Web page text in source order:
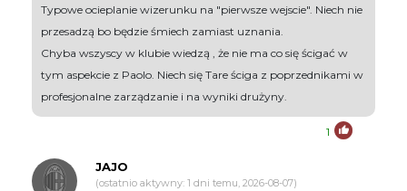
Typowe ocieplanie wizerunku na "pierwsze wejscie". Niech nie
przesadzą bo będzie śmiech zamiast uznania.
Chyba wszyscy w klubie wiedzą , że nie ma co się ścigać w
tym aspekcie z Paolo. Niech się Tare ściga z poprzednikami w
profesjonalne zarządzanie i na wyniki drużyny.
1
JAJO
(ostatnio aktywny: 1 dni temu, 2026-08-07)